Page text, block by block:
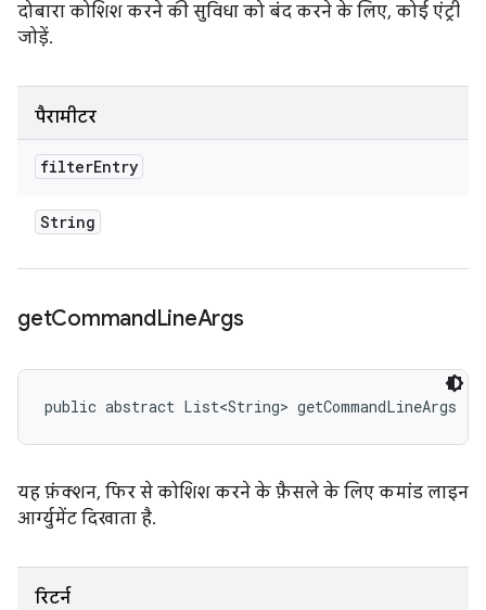
दोबारा कोशिश करने की सुविधा को बंद करने के लिए, कोई एंट्री
जोड़ें.
पैरामीटर
filterEntry
String
getCommandLineArgs
public abstract List<String> getCommandLineArgs ()
यह फ़ंक्शन, फिर से कोशिश करने के फ़ैसले के लिए कमांड लाइन
आर्ग्युमेंट दिखाता है.
रिटर्न